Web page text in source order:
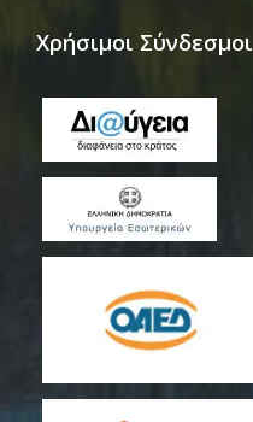
Χρήσιμοι Σύνδεσμοι